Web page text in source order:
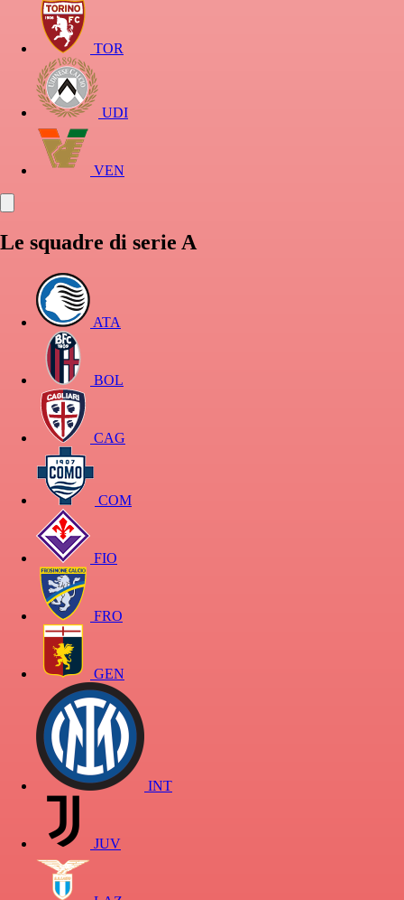
TOR
UDI
VEN
Le squadre di serie A
ATA
BOL
CAG
COM
FIO
FRO
GEN
INT
JUV